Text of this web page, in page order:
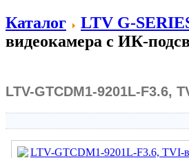
Каталог LTV G-
видеокамера с ИК-
LTV-GTCDM1-9201L-F3.6,